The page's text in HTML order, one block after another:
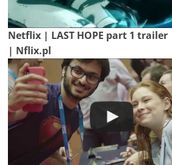
Netflix | LAST HOPE part 1
| Nflix.pl